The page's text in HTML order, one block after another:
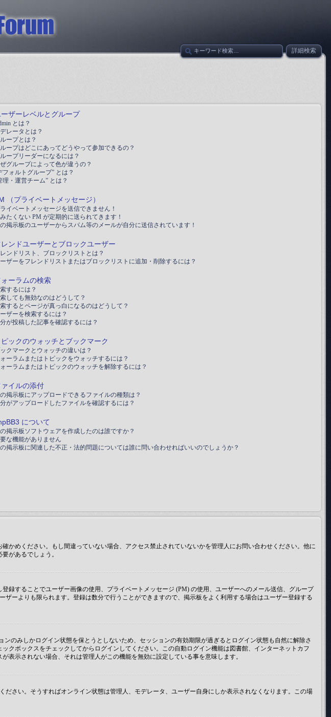
詳細検索
ーザーレベルとグループ
とは？
レータとは？
ープとは？
ープはどこにあってどうやって参加できるの？
ープリーダーになるには？
グループによって色が違うの？
フォルトグループ” とは？
理・運営チーム” とは？
（プライベートメッセージ）
イベートメッセージを送信できません！
たくない PM が定期的に送られてきます！
掲示板のユーザーからスパム等のメールが自分に送信されています！
レンドユーザーとブロックユーザー
ンドリスト、ブロックリストとは？
ザーをフレンドリストまたはブロックリストに追加・削除するには？
ォーラムの検索
するには？
しても無効なのはどうして？
するとページが真っ白になるのはどうして？
ザーを検索するには？
が投稿した記事を確認するには？
ピックのウォッチとブックマーク
クマークとウォッチの違いは？
ーラムまたはトピックをウォッチするには？
ーラムまたはトピックのウォッチを解除するには？
ァイルの添付
掲示板にアップロードできるファイルの種類は？
がアップロードしたファイルを確認するには？
について
掲示板ソフトウェアを作成したのは誰ですか？
な機能がありません
掲示板に関連した不正・法的問題については誰に問い合わせればいいのでしょうか？
めください。もし間違っていない場合、アクセス禁止されていないかを管理人にお問い合わせください。他に
があるでしょう。
することでユーザー画像の使用、プライベートメッセージ (PM) の使用、ユーザーへのメール送信、グループ
ーよりも限られます。登録は数分で行うことができますので、掲示板をよく利用する場合はユーザー登録する
のみしかログイン状態を保とうとしないため、セッションの有効期限が過ぎるとログイン状態も自然に解除さ
ボックスをチェックしてからログインしてください。この自動ログイン機能は図書館、インターネットカフ
表示されない場合、それは管理人がこの機能を無効に設定している事を意味します。
ださい。そうすればオンライン状態は管理人、モデレータ、ユーザー自身にしか表示されなくなります。この場